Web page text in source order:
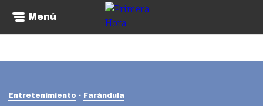
Menú
Entretenimiento Farándula